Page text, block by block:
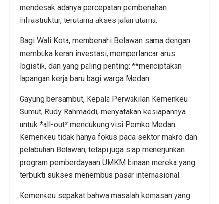
mendesak adanya percepatan pembenahan
infrastruktur, terutama akses jalan utama.
Bagi Wali Kota, membenahi Belawan sama dengan
membuka keran investasi, memperlancar arus
logistik, dan yang paling penting: **menciptakan
lapangan kerja baru bagi warga Medan.
Gayung bersambut, Kepala Perwakilan Kemenkeu
Sumut, Rudy Rahmaddi, menyatakan kesiapannya
untuk *all-out* mendukung visi Pemko Medan.
Kemenkeu tidak hanya fokus pada sektor makro dan
pelabuhan Belawan, tetapi juga siap menerjunkan
program pemberdayaan UMKM binaan mereka yang
terbukti sukses menembus pasar internasional.
Kemenkeu sepakat bahwa masalah kemasan yang